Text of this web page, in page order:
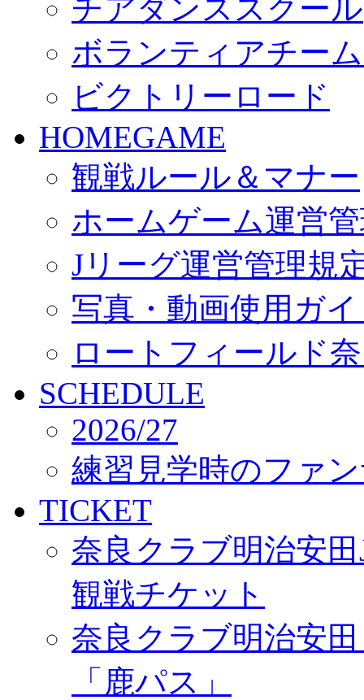
チアダンススクール
ボランティアチー
ビクトリーロード
HOMEGAME
観戦ルール＆マナー
ホームゲーム運営
Jリーグ運営管理規
写真・動画使用ガ
ロートフィールド
SCHEDULE
2026/27
練習見学時のファ
TICKET
奈良クラブ明治安
観戦チケット
奈良クラブ明治安
「鹿パス」